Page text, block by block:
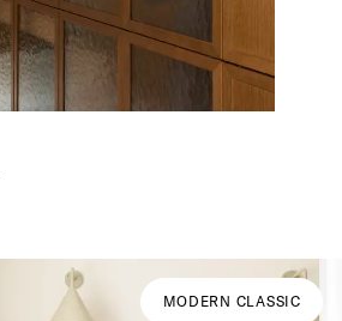
MODERN CLASSIC